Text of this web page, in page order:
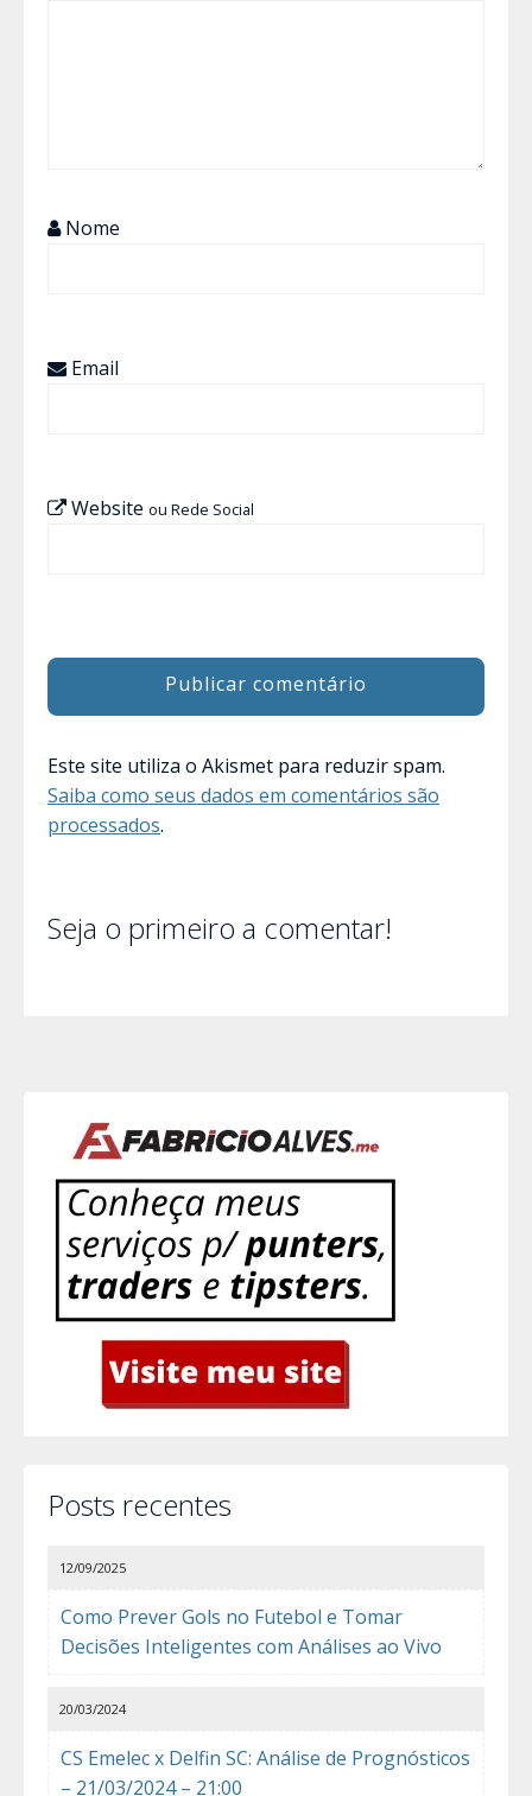
Nome
Email
Website ou Rede Social
Este site utiliza o Akismet para reduzir spam.
Saiba como seus dados em comentários são
processados.
Seja o primeiro a comentar!
Posts recentes
Como Prever Gols no Futebol e Tomar
Decisões Inteligentes com Análises ao Vivo
12/09/2025
CS Emelec x Delfin SC: Análise de Prognósticos
– 21/03/2024 – 21:00
20/03/2024